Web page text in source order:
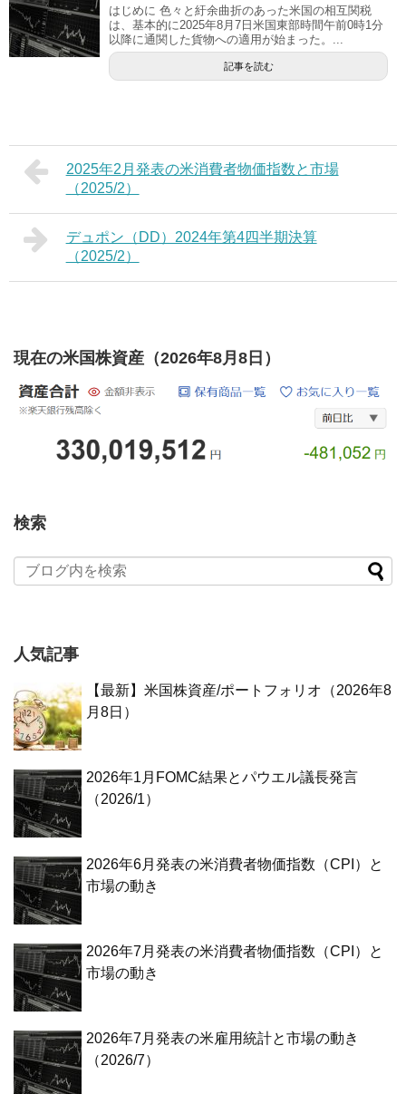
はじめに 色々と紆余曲折のあった米国の相互関税
は、基本的に2025年8月7日米国東部時間午前0時1分
以降に通関した貨物への適用が始まった。...
記事を読む
2025年2月発表の米消費者物価指数と市場
（2025/2）
デュポン（DD）2024年第4四半期決算
（2025/2）
現在の米国株資産（2026年8月8日）
検索
人気記事
【最新】米国株資産/ポートフォリオ（2026年8
月8日）
2026年1月FOMC結果とパウエル議長発言
（2026/1）
2026年6月発表の米消費者物価指数（CPI）と
市場の動き
2026年7月発表の米消費者物価指数（CPI）と
市場の動き
2026年7月発表の米雇用統計と市場の動き
（2026/7）